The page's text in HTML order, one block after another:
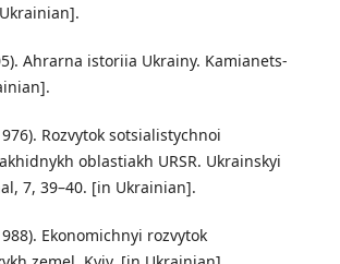
Ahrarna istoriia Ukrainy. Kamianets-
Rozvytok sotsialistychnoi
oblastiakh URSR. Ukrainskyi
7, 39–40. [in Ukrainian].
Ekonomichnyi rozvytok